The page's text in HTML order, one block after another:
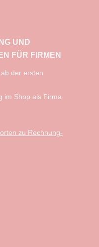
UND
FÜR FIRMEN
der ersten
im Shop als Firma
zu Rechnung-